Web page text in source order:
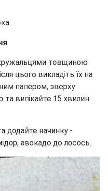
товщиною
цього викладіть їх на
папером, зверху
випікайте 15 хвилин
додайте начинку -
авокадо до лосось.